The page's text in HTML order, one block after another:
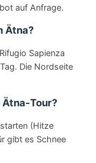
auf Anfrage.
Ätna?
Sapienza
Die Nordseite
Tour?
(Hitze
gibt es Schnee